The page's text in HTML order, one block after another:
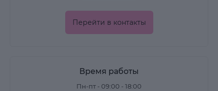
Перейти в контакты
Время работы
Пн-пт - 09:00 - 18:00